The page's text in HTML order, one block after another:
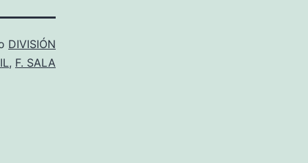
DIVISIÓN
, F. SALA